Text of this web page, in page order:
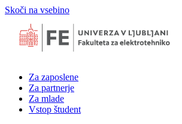
Skoči na vsebino
Za zaposlene
Za partnerje
Za mlade
Vstop študent